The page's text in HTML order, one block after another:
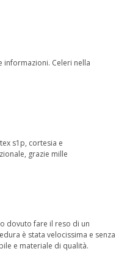
Celeri nella
s1p, cortesia e
grazie mille
dovuto fare il reso di un
è stata velocissima e senza
e materiale di qualità.